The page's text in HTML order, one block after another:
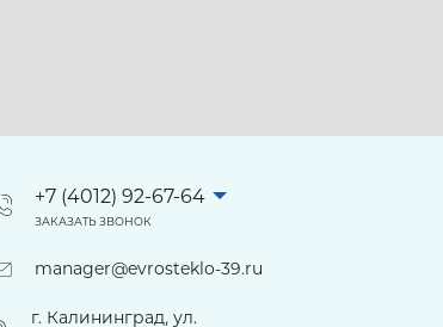
+7 (4012) 92-67-64
ЗАКАЗАТЬ ЗВОНОК
manager@evrosteklo-39.ru
г. Калининград, ул.